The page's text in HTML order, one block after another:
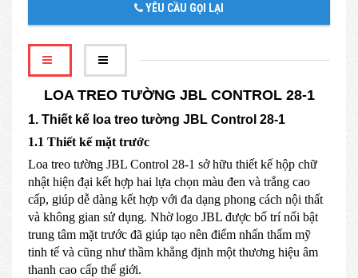
YÊU CẦU GỌI LẠI
LOA TREO TƯỜNG JBL CONTROL 28-1
1. Thiết kế loa treo tường JBL Control 28-1
1.1 Thiết kế mặt trước
Loa treo tường JBL Control 28-1 sở hữu thiết kế hộp chữ
nhật hiện đại kết hợp hai lựa chọn màu đen và trắng cao
cấp, giúp dễ dàng kết hợp với đa dạng phong cách nội thất
và không gian sử dụng. Nhờ logo JBL được bố trí nổi bật
trung tâm mặt trước đã giúp tạo nên điểm nhấn thẩm mỹ
tinh tế và cũng như thầm khẳng định một thương hiệu âm
thanh cao cấp thế giới.